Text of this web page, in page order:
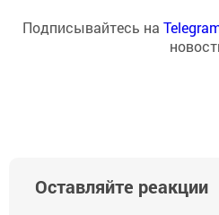
Подписывайтесь на
Оставляйте реакции